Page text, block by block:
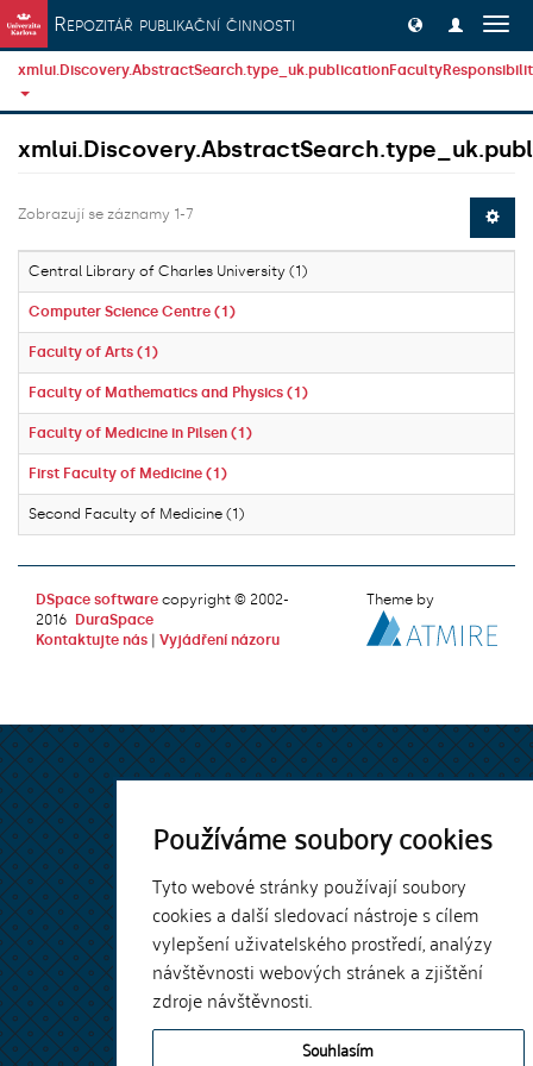
Používáme soubory cookies
Tyto webové stránky používají soubory
cookies a další sledovací nástroje s cílem
vylepšení uživatelského prostředí, analýzy
návštěvnosti webových stránek a zjištění
zdroje návštěvnosti.
Souhlasím
Přeskočit na obsah
Repozitář publikační činnosti
Zobrazují se záznamy 1-7
Central Library of Charles University (1)
Computer Science Centre (1)
Faculty of Arts (1)
Faculty of Mathematics and Physics (1)
Faculty of Medicine in Pilsen (1)
First Faculty of Medicine (1)
Second Faculty of Medicine (1)
DSpace software copyright © 2002-
2016
DuraSpace
Kontaktujte nás
Vyjádření názoru
Theme by